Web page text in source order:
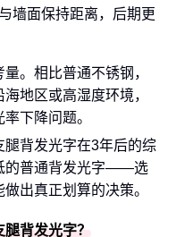
墙面保持距离，后期更
。相比普通不锈钢，
地区或高湿度环境，
下降问题。
背发光字在3年后的综
的普通背发光字——选
出真正划算的决策。
背发光字？